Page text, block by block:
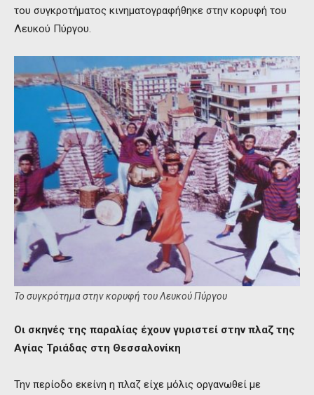
του συγκροτήματος κινηματογραφήθηκε στην κορυφή του
Λευκού Πύργου.
Το συγκρότημα στην κορυφή του Λευκού Πύργου
Οι σκηνές της παραλίας έχουν γυριστεί στην πλαζ της
Αγίας Τριάδας στη Θεσσαλονίκη
Την περίοδο εκείνη η πλαζ είχε μόλις οργανωθεί με